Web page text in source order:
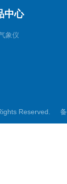
中心
象仪
Reserved.